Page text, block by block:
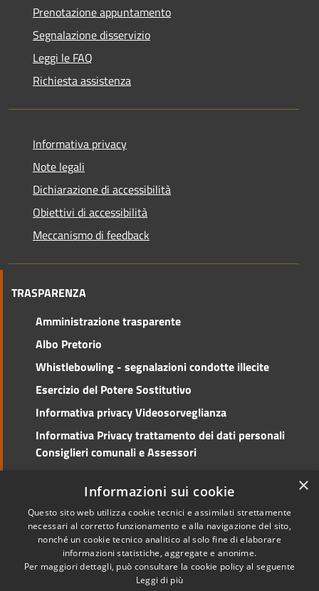
Prenotazione appuntamento
Segnalazione disservizio
Leggi le FAQ
Richiesta assistenza
Informativa privacy
Note legali
Dichiarazione di accessibilità
Obiettivi di accessibilità
Meccanismo di feedback
TRASPARENZA
Amministrazione trasparente
Albo Pretorio
Whistlebowling - segnalazioni condotte illecite
Esercizio del Potere Sostitutivo
Informativa privacy Videosorveglianza
Informativa Privacy trattamento dei dati personali
Consiglieri comunali e Assessori
Accessibilità
Copyright © 2026 • Comune di
Cento • Powered by
×
Informazioni sui cookie
Questo sito web utilizza cookie tecnici e assimilati strettamente
necessari al corretto funzionamento e alla navigazione del sito,
nonché un cookie tecnico analitico al solo fine di elaborare
informazioni statistiche, aggregate e anonime.
Per maggiori dettagli, può consultare la cookie policy al seguente
Leggi di più